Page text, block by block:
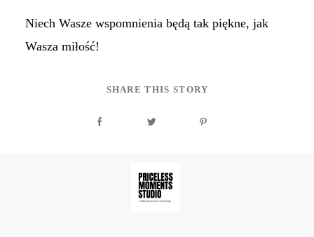
Niech Wasze wspomnienia będą tak piękne, jak
Wasza miłość!
SHARE THIS STORY